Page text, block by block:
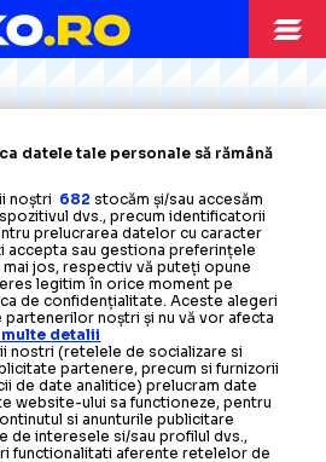
23.01
#7 Ionuț Radu și Răzvan
» Clasamentul
19.01
NOU LIDER PAOK a câștigat
pe primul locîn Grecia » Ce a
MARE
PAOK
Lucescus-a
07.01
INSPIRAT
jucătorilor de la
datele tale personale să rămână
noștri 682 stocăm și/sau accesăm
dvs., precum identificatorii
prelucrarea datelor cu caracter
accepta sau gestiona preferințele
mai jos, respectiv vă puteți opune
legitim în orice moment pe
de confidențialitate. Aceste alegeri
noștri și nu vă vor afecta
multe detalii
nostri (retelele de socializare si
partenere, precum si furnizorii
de date analitice) prelucram date
website-ului sa functioneze, pentru
si anunturile publicitare
de interesele si/sau profilul dvs.,
functionalitati aferente retelelor de